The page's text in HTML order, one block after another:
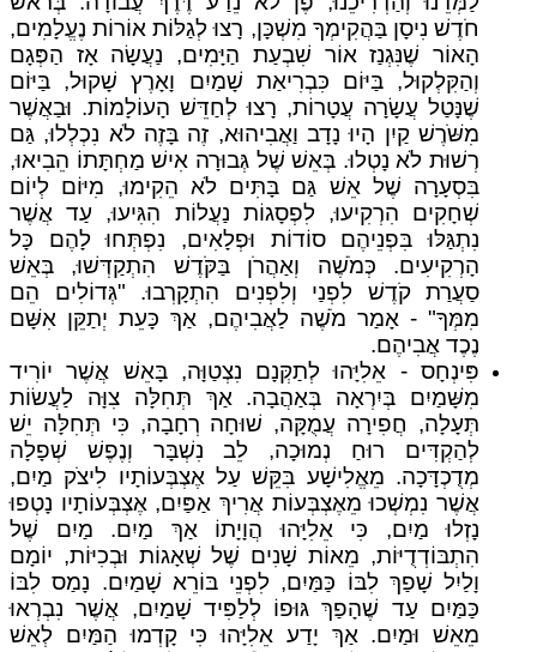
חֹדֶשׁ נִיסָן בַּהֲקִימְךָ מִשְׁכָּן, רָצוּ לְגַלּוֹת אוֹרוֹת נֶעֱלָמִים,
הָאוֹר שֶׁנִּגְנַז אוֹר שִׁבְעַת הַיָּמִים, נַעֲשָׂה אָז הַפְּגָם
וְהַקִּלְקוּל, בַּיּוֹם כִּבְרִיאַת שָׁמַיִם וָאָרֶץ שָׁקוּל, בַּיּוֹם
שֶׁנָּטַל עֲשָׂרָה עֲטָרוֹת, רָצוּ לְחַדֵּשׁ הָעוֹלָמוֹת. וּבַאֲשֶׁר
מִשֹּׁרֶשׁ קַיִן הָיוּ נָדָב וַאֲבִיהוּא, זֶה בָּזֶה לֹא נִכְלְלוּ, גַּם
רְשׁוּת לֹא נָטְלוּ. בְּאֵשׁ שֶׁל גְּבוּרָה אִישׁ מַחְתָּתוֹ הֵבִיאוּ,
בִּסְעָרָה שֶׁל אֵשׁ גַּם בָּתִּים לֹא הֵקִימוּ, מִיּוֹם לְיוֹם
שְׁחָקִים הִרְקִיעוּ, לִפְסָגוֹת נַעֲלוֹת הִגִּיעוּ, עַד אֲשֶׁר
נִתְגַּלּוּ בִּפְנֵיהֶם סוֹדוֹת וּפְלָאִים, נִפְתְּחוּ לָהֶם כָּל
הָרְקִיעִים. כְּמֹשֶׁה וְאַהֲרֹן בַּקֹּדֶשׁ הִתְקַדְּשׁוּ, בְּאֵשׁ
סַעֲרַת קֹדֶשׁ לִפְנַי וְלִפְנִים הִתְקָרְבוּ. "גְּדוֹלִים הֵם
מִמְּךָ" - אָמַר מֹשֶׁה לַאֲבִיהֶם, אַךְ כָּעֵת יְתַקֵּן אִשָּׁם
נֶכֶד אֲבִיהֶם.
פִּינְחָס - אֵלִיָּהוּ לְתַקְּנָם נִצְטַוָּה, בָּאֵשׁ אֲשֶׁר יוֹרִיד
מִשָּׁמַיִם בְּיִרְאָה בְּאַהֲבָה. אַךְ תְּחִלָּה צִוָּה לַעֲשׂוֹת
תְּעָלָה, חֲפִירָה עֲמֻקָּה, שׁוּחָה רְחָבָה, כִּי תְּחִלָּה יֵשׁ
לְהַקְדִּים רוּחַ נְמוּכָה, לֵב נִשְׁבָּר וְנֶפֶשׁ שְׁפָלָה
מְדֻכְדָּכָה. מֵאֱלִישָׁע בִּקֵּשׁ עַל אֶצְבְּעוֹתָיו לִיצֹק מַיִם,
אֲשֶׁר נִמְשְׁכוּ מֵאֶצְבְּעוֹת אֲרִיךְ אַפַּיִם, אֶצְבְּעוֹתָיו נָטְפוּ
נָזְלוּ מַיִם, כִּי אֵלִיָּהוּ הֲוָיָתוֹ אַךְ מַיִם. מַיִם שֶׁל
הִתְבּוֹדְדֻיּוֹת, מֵאוֹת שָׁנִים שֶׁל שְׁאָגוֹת וּבְכִיּוֹת, יוֹמָם
וָלַיִל שָׁפַךְ לִבּוֹ כַּמַּיִם, לִפְנֵי בּוֹרֵא שָׁמַיִם. נָמַס לִבּוֹ
כַּמַּיִם עַד שֶׁהָפַךְ גּוּפוֹ לְלַפִּיד שָׁמַיִם, אֲשֶׁר נִבְרְאוּ
מֵאֵשׁ וּמַיִם. אַךְ יָדַע אֵלִיָּהוּ כִּי קָדְמוּ הַמַּיִם לְאֵשׁ